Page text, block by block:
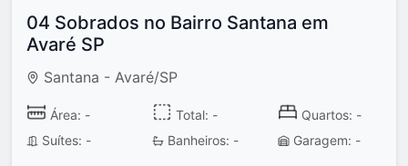
04 Sobrados no Bairro Santana em
Avaré SP
Santana - Avaré/SP
Área: - Total: -
Quartos: -
Suítes: -
Banheiros: - Garagem: -